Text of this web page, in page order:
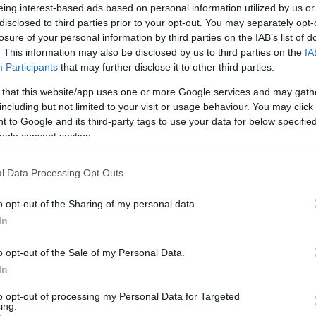
interest-based ads based on personal information utilized by us
to third parties prior to your opt-out. You may separately
of your personal information by third parties on the IAB’s list of
This information may also be disclosed by us to third parties on the
Participants that may further disclose it to other third parties.
that this website/app uses one or more Google services and may
but not limited to your visit or usage behaviour. You may
to Google and its third-party tags to use your data for below
consent section.
Data Processing Opt Outs
opt-out of the Sharing of my personal data.
opt-out of the Sale of my Personal Data.
opt-out of processing my Personal Data for Targeted
ο Κώστας Σόμμερ μιλώντας για
της κόρης του (vid)
και η μάνα μου εδώ…"
- 12:21